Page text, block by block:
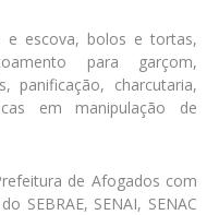
e escova, bolos e tortas,
para garçom,
panificação, charcutaria,
em manipulação de
de Afogados com
SEBRAE, SENAI, SENAC